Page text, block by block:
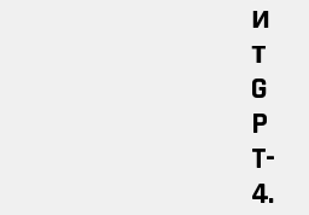
И
Т
G
P
T-
4.